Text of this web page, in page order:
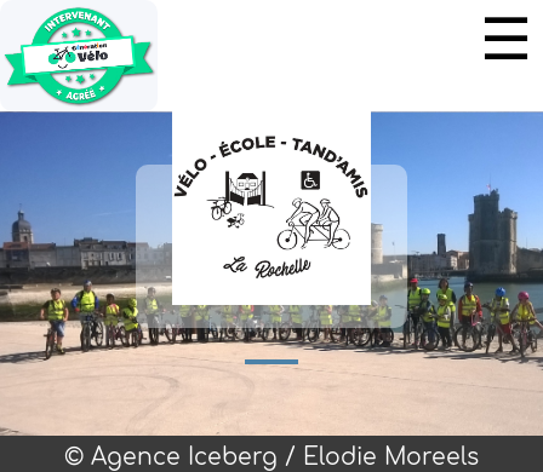
© Agence Iceberg / Elodie Moreels